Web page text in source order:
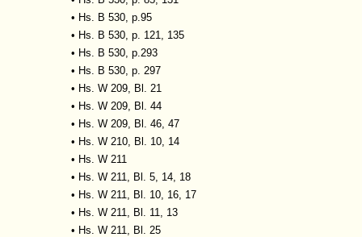
• Hs. B 530, p.95
• Hs. B 530, p. 121, 135
• Hs. B 530, p.293
• Hs. B 530, p. 297
• Hs. W 209, Bl. 21
• Hs. W 209, Bl. 44
• Hs. W 209, Bl. 46, 47
• Hs. W 210, Bl. 10, 14
• Hs. W 211
• Hs. W 211, Bl. 5, 14, 18
• Hs. W 211, Bl. 10, 16, 17
• Hs. W 211, Bl. 11, 13
• Hs. W 211, Bl. 25